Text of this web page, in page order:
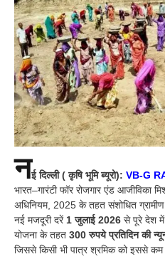
नई दिल्ली ( कृषि भूमि ब्यूरो): VB-G
भारत–गारंटी फॉर रोजगार एंड आजीविका
अधिनियम, 2025 के तहत संशोधित
नई मजदूरी दरें1 जुलाई 2026 से पूरे देश में
योजना के तहत 300 रुपये प्रतिदिन की
जिससे किसी भी पात्र श्रमिक को इससे कम